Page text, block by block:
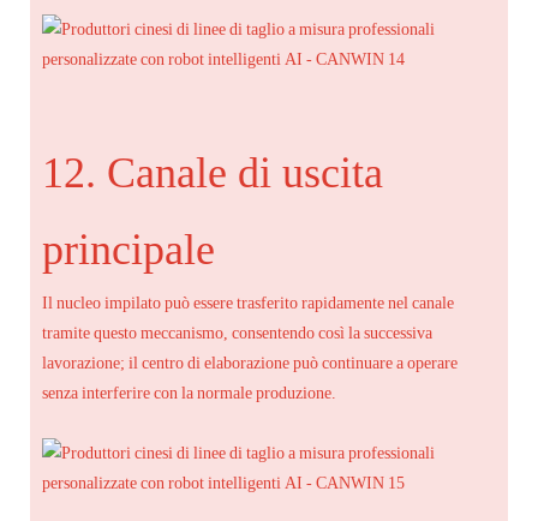
12. Canale di uscita
principale
Il nucleo impilato può essere trasferito rapidamente nel canale
tramite questo meccanismo, consentendo così la successiva
lavorazione; il centro di elaborazione può continuare a operare
senza interferire con la normale produzione.